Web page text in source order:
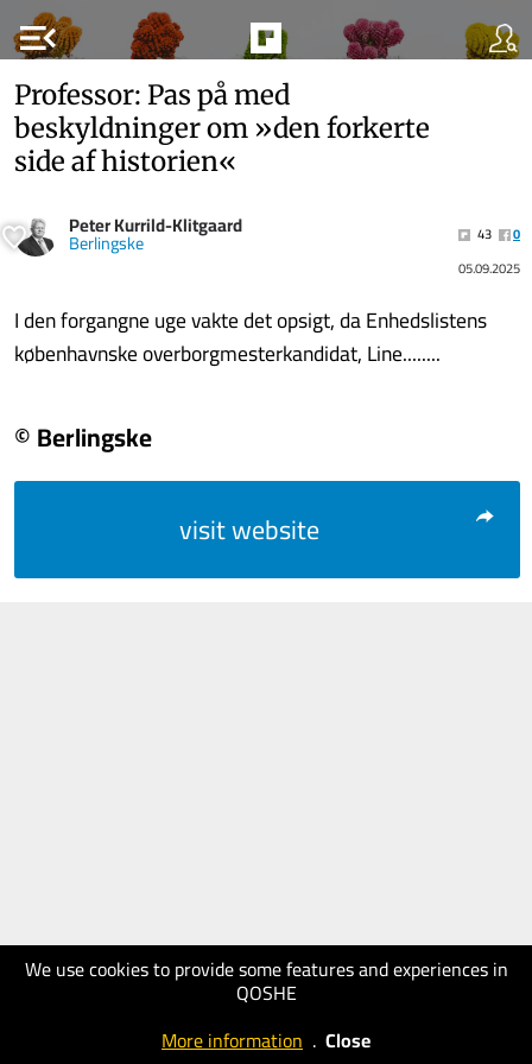
menu_open
We use cookies to provide some features and experiences in
QOSHE
More information . Close
Professor: Pas på med
beskyldninger om »den forkerte
side af historien«
Peter Kurrild-Klitgaard
Berlingske 43
0
05.09.2025
I den forgangne uge vakte det opsigt, da Enhedslistens
københavnske overborgmesterkandidat, Line........
© Berlingske
visit website